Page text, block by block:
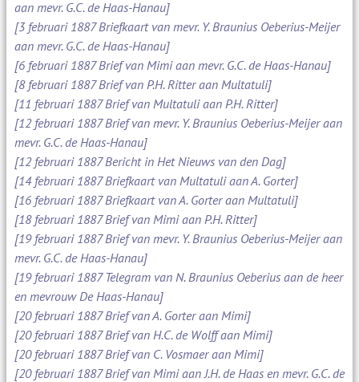
aan mevr. G.C. de Haas-Hanau]
[3 februari 1887 Briefkaart van mevr. Y. Braunius Oeberius-Meijer
aan mevr. G.C. de Haas-Hanau]
[6 februari 1887 Brief van Mimi aan mevr. G.C. de Haas-Hanau]
[8 februari 1887 Brief van P.H. Ritter aan Multatuli]
[11 februari 1887 Brief van Multatuli aan P.H. Ritter]
[12 februari 1887 Brief van mevr. Y. Braunius Oeberius-Meijer aan
mevr. G.C. de Haas-Hanau]
[12 februari 1887 Bericht in Het Nieuws van den Dag]
[14 februari 1887 Briefkaart van Multatuli aan A. Gorter]
[16 februari 1887 Briefkaart van A. Gorter aan Multatuli]
[18 februari 1887 Brief van Mimi aan P.H. Ritter]
[19 februari 1887 Brief van mevr. Y. Braunius Oeberius-Meijer aan
mevr. G.C. de Haas-Hanau]
[19 februari 1887 Telegram van N. Braunius Oeberius aan de heer
en mevrouw De Haas-Hanau]
[20 februari 1887 Brief van A. Gorter aan Mimi]
[20 februari 1887 Brief van H.C. de Wolff aan Mimi]
[20 februari 1887 Brief van C. Vosmaer aan Mimi]
[20 februari 1887 Brief van Mimi aan J.H. de Haas en mevr. G.C. de